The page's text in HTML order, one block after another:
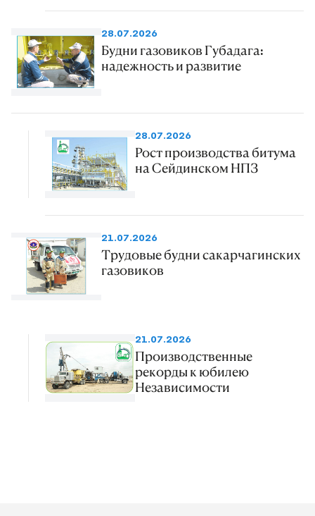
28.07.2026
Будни газовиков Губадага:
надежность и развитие
28.07.2026
Рост производства битума
на Сейдинском НПЗ
21.07.2026
Трудовые будни сакарчагинских
газовиков
21.07.2026
Производственные
рекорды к юбилею
Независимости